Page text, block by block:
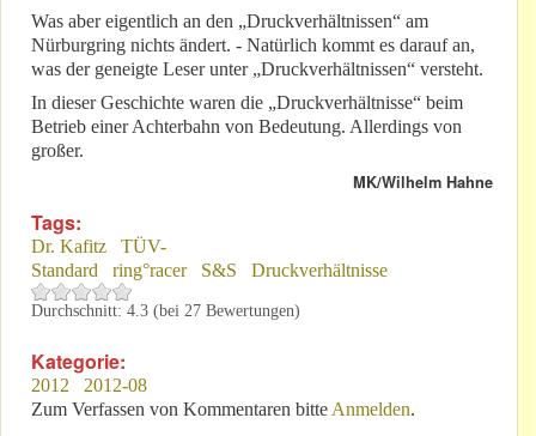
Was aber eigentlich an den „Druckverhältnissen“ am
Nürburgring nichts ändert. - Natürlich kommt es darauf an,
was der geneigte Leser unter „Druckverhältnissen“ versteht.
In dieser Geschichte waren die „Druckverhältnisse“ beim
Betrieb einer Achterbahn von Bedeutung. Allerdings von
großer.
MK/Wilhelm Hahne
Tags:
Dr. Kafitz
TÜV-
Standard
ring°racer S&S Druckverhältnisse
Durchschnitt: 4.3 (bei 27 Bewertungen)
Kategorie:
2012
2012-08
Zum Verfassen von Kommentaren bitte Anmelden.